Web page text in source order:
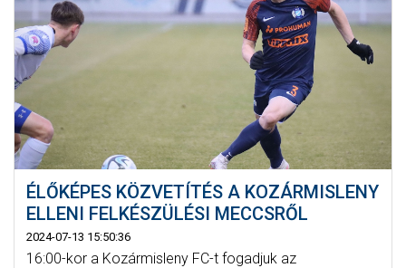
GALÉRIA
SZURKOLÓI ÉLMÉNYEK
AKKREDITÁCIÓ
ÉLŐKÉPES KÖZVETÍTÉS A KOZÁRMISLENY
ELLENI FELKÉSZÜLÉSI MECCSRŐL
2024-07-13 15:50:36
16:00-kor a Kozármisleny FC-t fogadjuk az